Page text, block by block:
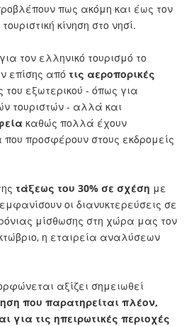
πως ακόμη και έως τον
κίνηση στο νησί.
τον ελληνικό τουρισμό το
επίσης από τις αεροπορικές
εξωτερικού - όπως για
τουριστών - αλλά και
καθώς πολλά έχουν
που προσφέρουν στους εκδρομείς
τάξεως του 30% σε σχέση με
οι διανυκτερεύσεις σε
μίσθωσης στη χώρα μας τον
η εταιρεία αναλύσεων
αξίζει σημειωθεί
που παρατηρείται πλέον,
για τις ηπειρωτικές περιοχές